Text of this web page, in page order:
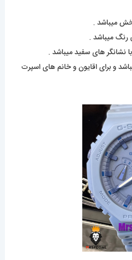
میباشد .
رنگ میباشد .
های سفید میباشد .
و برای اقایون و خانم های اسپرت